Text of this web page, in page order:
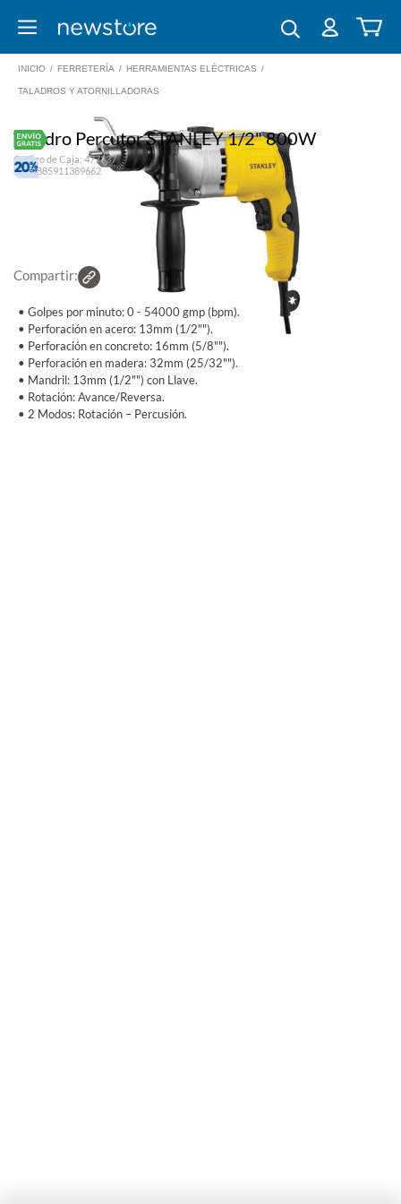
INICIO / FERRETERÍA / HERRAMIENTAS ELÉCTRICAS /
TALADROS Y ATORNILLADORAS
Taladro Percutor STANLEY 1/2" 800W
Código de Caja: 477337
EAN: 885911389662
Compartir:
• Golpes por minuto: 0 - 54000 gmp (bpm).
• Perforación en acero: 13mm (1/2"").
• Perforación en concreto: 16mm (5/8"").
• Perforación en madera: 32mm (25/32"").
• Mandril: 13mm (1/2"") con Llave.
• Rotación: Avance/Reversa.
• 2 Modos: Rotación – Percusión.